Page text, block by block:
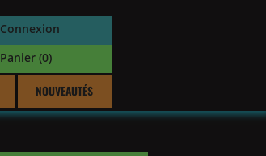
Connexion
Panier (0)
NOUVEAUTÉS